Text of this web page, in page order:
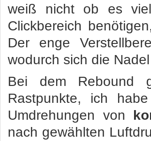
weiß nicht ob es
Clickbereich
Der enge
wodurch sich die
Bei dem Rebound
Rastpunkte, ich
Umdrehungen von
nach gewählten